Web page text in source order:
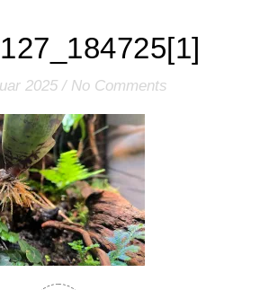
2025 / No Comments